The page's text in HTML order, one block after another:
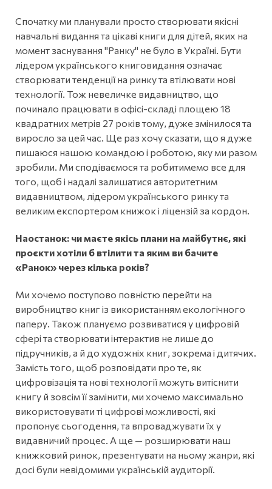
Спочатку ми планували просто створювати якісні
навчальні видання та цікаві книги для дітей, яких на
момент заснування "Ранку" не було в Україні. Бути
лідером українського книговидання означає
створювати тенденції на ринку та втілювати нові
технології. Тож невеличке видавництво, що
починало працювати в офісі-складі площею 18
квадратних метрів 27 років тому, дуже змінилося та
виросло за цей час. Ще раз хочу сказати, що я дуже
пишаюся нашою командою і роботою, яку ми разом
зробили. Ми сподіваємося та робитимемо все для
того, щоб і надалі залишатися авторитетним
видавництвом, лідером українського ринку та
великим експортером книжок і ліцензій за кордон.
Наостанок: чи маєте якісь плани на майбутнє, які
проєкти хотіли б втілити та яким ви бачите
«Ранок» через кілька років?
Ми хочемо поступово повністю перейти на
виробництво книг із використанням екологічного
паперу. Також плануємо розвиватися у цифровій
сфері та створювати інтерактив не лише до
підручників, а й до художніх книг, зокрема і дитячих.
Замість того, щоб розповідати про те, як
цифровізація та нові технології можуть витіснити
книгу й зовсім її замінити, ми хочемо максимально
використовувати ті цифрові можливості, які
пропонує сьогодення, та впроваджувати їх у
видавничий процес. А ще — розширювати наш
книжковий ринок, презентувати на ньому жанри, які
досі були невідомими українській аудиторії.